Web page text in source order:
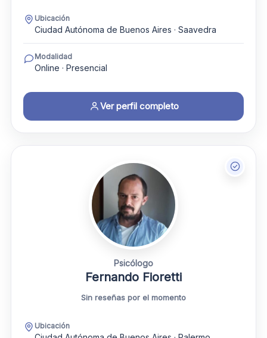
Ubicación
Ciudad Autónoma de Buenos Aires · Saavedra
Modalidad
Online · Presencial
Ver perfil completo
Psicólogo
Fernando Fioretti
Sin reseñas por el momento
Ubicación